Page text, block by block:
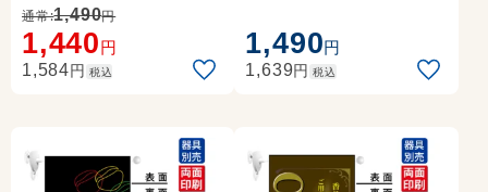
ラッグ ミニ(遮光・両
面印刷) (4020)
通常:1,490円
1,440円
1,584円 税込
1,490円
1,639円 税込